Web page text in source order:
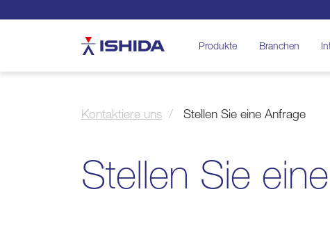
Produkte Branchen
Kontaktiere uns Stellen Sie eine Anfrage
Stellen Sie